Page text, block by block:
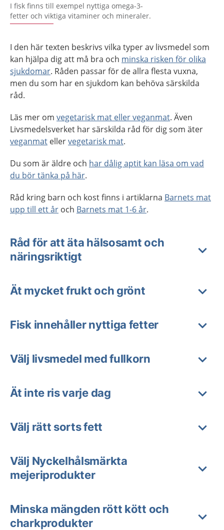
I fisk finns till exempel nyttiga omega-3-
fetter och viktiga vitaminer och mineraler.
I den här texten beskrivs vilka typer av livsmedel som
kan hjälpa dig att må bra och minska risken för olika
sjukdomar. Råden passar för de allra flesta vuxna,
men du som har en sjukdom kan behöva särskilda
råd.
Läs mer om vegetarisk mat eller veganmat. Även
Livsmedelsverket har särskilda råd för dig som äter
veganmat ellervegetarisk mat.
Du som är äldre och har dålig aptit kan läsa om vad
du bör tänka på här.
Råd kring barn och kost finns i artiklarna Barnets mat
upp till ett år och Barnets mat 1-6 år.
Råd för att äta hälsosamt och
näringsriktigt
Ät mycket frukt och grönt
Fisk innehåller nyttiga fetter
Välj livsmedel med fullkorn
Ät inte ris varje dag
Välj rätt sorts fett
Välj Nyckelhålsmärkta
mejeriprodukter
Minska mängden rött kött och
charkprodukter